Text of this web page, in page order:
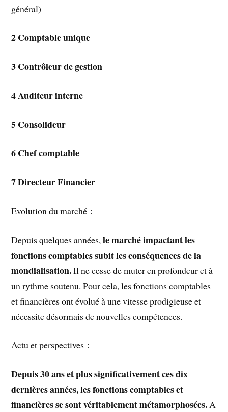
général)
2 Comptable unique
3Contrôleur de gestion
4Auditeur interne
5Consolideur
6Chef comptable
7Directeur Financier
Evolution du marché :
Depuis quelques années,le marché impactant les
fonctions comptables subit les conséquences de la
mondialisation.Il ne cesse de muter en profondeur et à
un rythme soutenu. Pour cela, les fonctions comptables
et financières ont évolué à une vitesse prodigieuse et
nécessite désormais de nouvelles compétences.
Actu et perspectives :
Depuis 30 ans et plus significativement ces dix
dernières années, les fonctions comptables et
financières se sont véritablement métamorphosées.A